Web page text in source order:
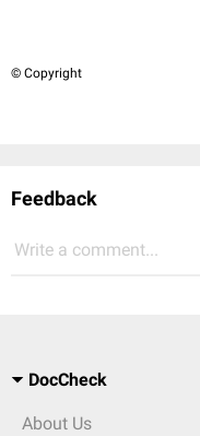
© Copyright
Feedback
Write a comment...
DocCheck
About Us